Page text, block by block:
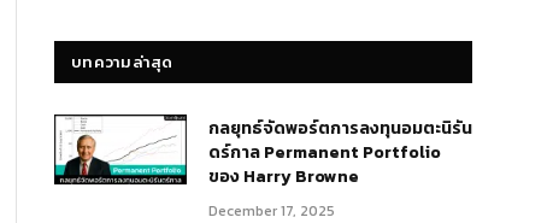
บทความล่าสุด
กลยุทธ์​จัดพอร์ตการลงทุนอมตะนิรัน
ดร์กาล Permanent Portfolio
ของ Harry Browne
December 17, 2025